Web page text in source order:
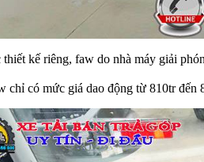
thiết kế riêng, faw do nhà máy giải
chỉ có mức giá dao động từ 810tr đến